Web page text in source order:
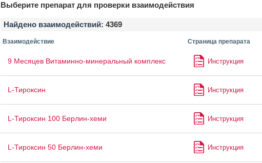
Выберите препарат для проверки взаимодействия
Найдено взаимодействий: 4369
Взаимодействие Страница препарата
9 Месяцев Витаминно-минеральный комплекс Инструкция
L-Тироксин Инструкция
L-Тироксин 100 Берлин-хеми Инструкция
L-Тироксин 50 Берлин-хеми Инструкция